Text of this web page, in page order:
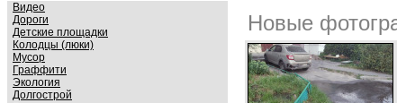
Видео
Дороги
Детские площадки
Колодцы (люки)
Мусор
Граффити
Экология
Долгострой
Новые